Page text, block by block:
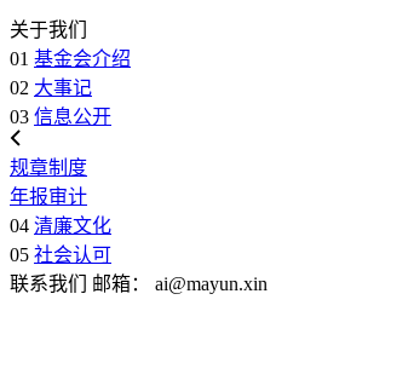
关于我们
01 基金会介绍
02 大事记
03 信息公开
规章制度
年报审计
04 清廉文化
05 社会认可
联系我们
邮箱： ai@mayun.xin